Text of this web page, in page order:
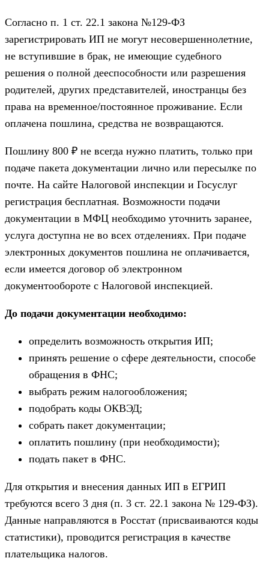
Согласно п. 1 ст. 22.1 закона №129-ФЗ
зарегистрировать ИП не могут несовершеннолетние,
не вступившие в брак, не имеющие судебного
решения о полной дееспособности или разрешения
родителей, других представителей, иностранцы без
права на временное/постоянное проживание. Если
оплачена пошлина, средства не возвращаются.
Пошлину 800 ₽ не всегда нужно платить, только при
подаче пакета документации лично или пересылке по
почте. На сайте Налоговой инспекции и Госуслуг
регистрация бесплатная. Возможности подачи
документации в МФЦ необходимо уточнить заранее,
услуга доступна не во всех отделениях. При подаче
электронных документов пошлина не оплачивается,
если имеется договор об электронном
документообороте с Налоговой инспекцией.
До подачи документации необходимо:
определить возможность открытия ИП;
принять решение о сфере деятельности, способе
обращения в ФНС;
выбрать режим налогообложения;
подобрать коды ОКВЭД;
собрать пакет документации;
оплатить пошлину (при необходимости);
подать пакет в ФНС.
Для открытия и внесения данных ИП в ЕГРИП
требуются всего 3 дня (п. 3 ст. 22.1 закона № 129-ФЗ).
Данные направляются в Росстат (присваиваются коды
статистики), проводится регистрация в качестве
плательщика налогов.